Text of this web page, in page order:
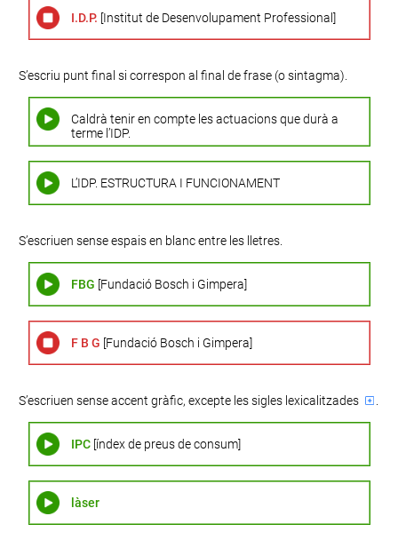
I.D.P. [Institut de Desenvolupament Professional]
S’escriu punt final si correspon al final de frase (o sintagma).
Caldrà tenir en compte les actuacions que durà a
terme l’IDP.
L’IDP. ESTRUCTURA I FUNCIONAMENT
S’escriuen sense espais en blanc entre les lletres.
FBG [Fundació Bosch i Gimpera]
F B G [Fundació Bosch i Gimpera]
S’escriuen sense accent gràfic, excepte les sigles lexicalitzades
IPC[índex de preus de consum]
làser